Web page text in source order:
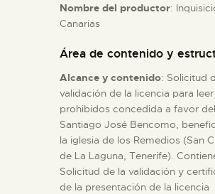
Nombre del productor:
Canarias
Área de contenido y
Alcance y contenido: Solicitud
validación de la licencia para
prohibidos concedida a favor
Santiago José Bencomo,
la iglesia de los Remedios (San
de La Laguna, Tenerife).
Solicitud de la validación y
de la presentación de la licencia